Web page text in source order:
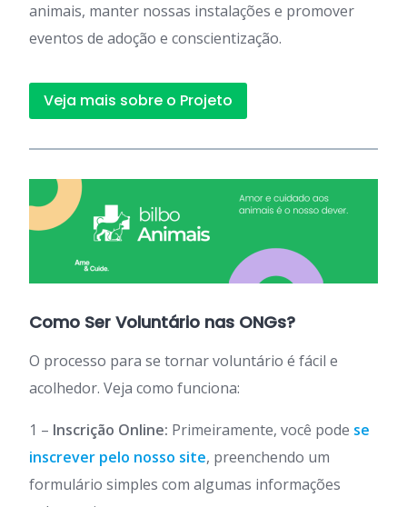
animais, manter nossas instalações e promover
eventos de adoção e conscientização.
Veja mais sobre o Projeto
Como Ser Voluntário nas ONGs?
O processo para se tornar voluntário é fácil e
acolhedor. Veja como funciona:
1 – Inscrição Online: Primeiramente, você pode se
inscrever pelo nosso site, preenchendo um
formulário simples com algumas informações